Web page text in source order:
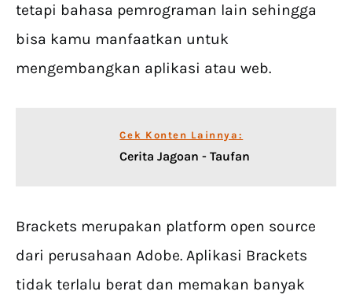
tetapi bahasa pemrograman lain sehingga
bisa kamu manfaatkan untuk
mengembangkan aplikasi atau web.
Cek Konten Lainnya:
Cerita Jagoan - Taufan
Brackets merupakan platform open source
dari perusahaan Adobe. Aplikasi Brackets
tidak terlalu berat dan memakan banyak